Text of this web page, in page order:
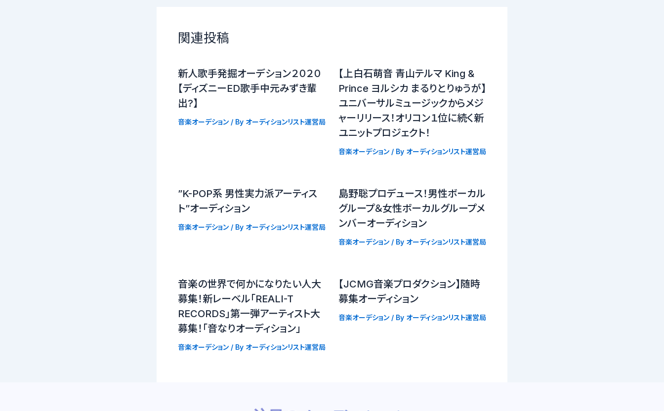
関連投稿
新人歌手発掘オーデション２０２０
【ディズニーED歌手中元みずき輩
出?】
音楽オーデション/ By オーディションリスト運営局
【上白石萌音 青山テルマ King &
Prince ヨルシカ まるりとりゅうが】
ユニバーサルミュージックからメジ
ャーリリース！オリコン１位に続く新
ユニットプロジェクト！
音楽オーデション/ By オーディションリスト運営局
”K-POP系 男性実力派アーティス
ト”オーディション
音楽オーデション/ By オーディションリスト運営局
島野聡プロデュース！男性ボーカル
グループ＆女性ボーカルグループメ
ンバーオーディション
音楽オーデション/ By オーディションリスト運営局
音楽の世界で何かになりたい人大
募集！新レーベル「REALI-T
RECORDS」第一弾アーティスト大
募集！「音なりオーディション」
音楽オーデション/ By オーディションリスト運営局
【JCMG音楽プロダクション】随時
募集オーディション
音楽オーデション/ By オーディションリスト運営局